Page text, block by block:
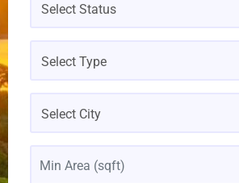
Select Status
Select Type
Select City